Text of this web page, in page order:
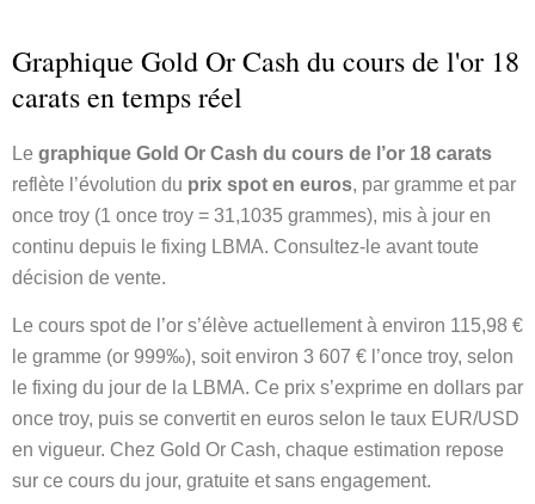
Graphique Gold Or Cash du cours de l'or 18
carats en temps réel
Le graphique Gold Or Cash du cours de l’or 18 carats
reflète l’évolution du prix spot en euros, par gramme et par
once troy (1 once troy = 31,1035 grammes), mis à jour en
continu depuis le fixing LBMA. Consultez-le avant toute
décision de vente.
Le cours spot de l’or s’élève actuellement à environ 115,98 €
le gramme (or 999‰), soit environ 3 607 € l’once troy, selon
le fixing du jour de la LBMA. Ce prix s’exprime en dollars par
once troy, puis se convertit en euros selon le taux EUR/USD
en vigueur. Chez Gold Or Cash, chaque estimation repose
sur ce cours du jour, gratuite et sans engagement.